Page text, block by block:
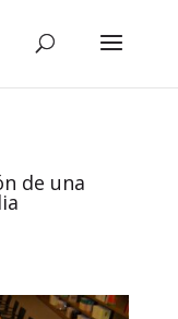
de una